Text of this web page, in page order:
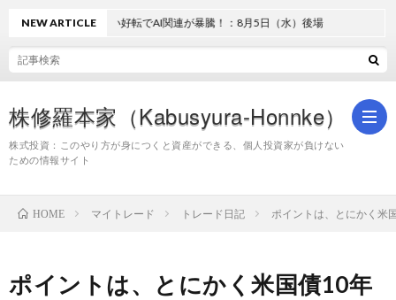
株修羅本家（Kabusyura-Honnke）
株式投資：このやり方が身につくと資産ができる、個人投資家が負けない
ための情報サイト
株
NEW ARTICLE
地合い好転でAI関連が暴騰！：8月5日（水）後場
HOME マイトレード トレード日記 ポイントは、とにかく米
ポイントは、とにかく米国債10年